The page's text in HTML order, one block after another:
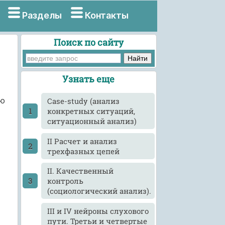
Разделы Контакты
Поиск по сайту
Узнать еще
Case-study (анализ
конкретных ситуаций,
ситуационный анализ)
II Расчет и анализ
трехфазных цепей
II. Качественный
контроль
(социологический анализ).
III и IV нейроны слухового
пути. Третьи и четвертые